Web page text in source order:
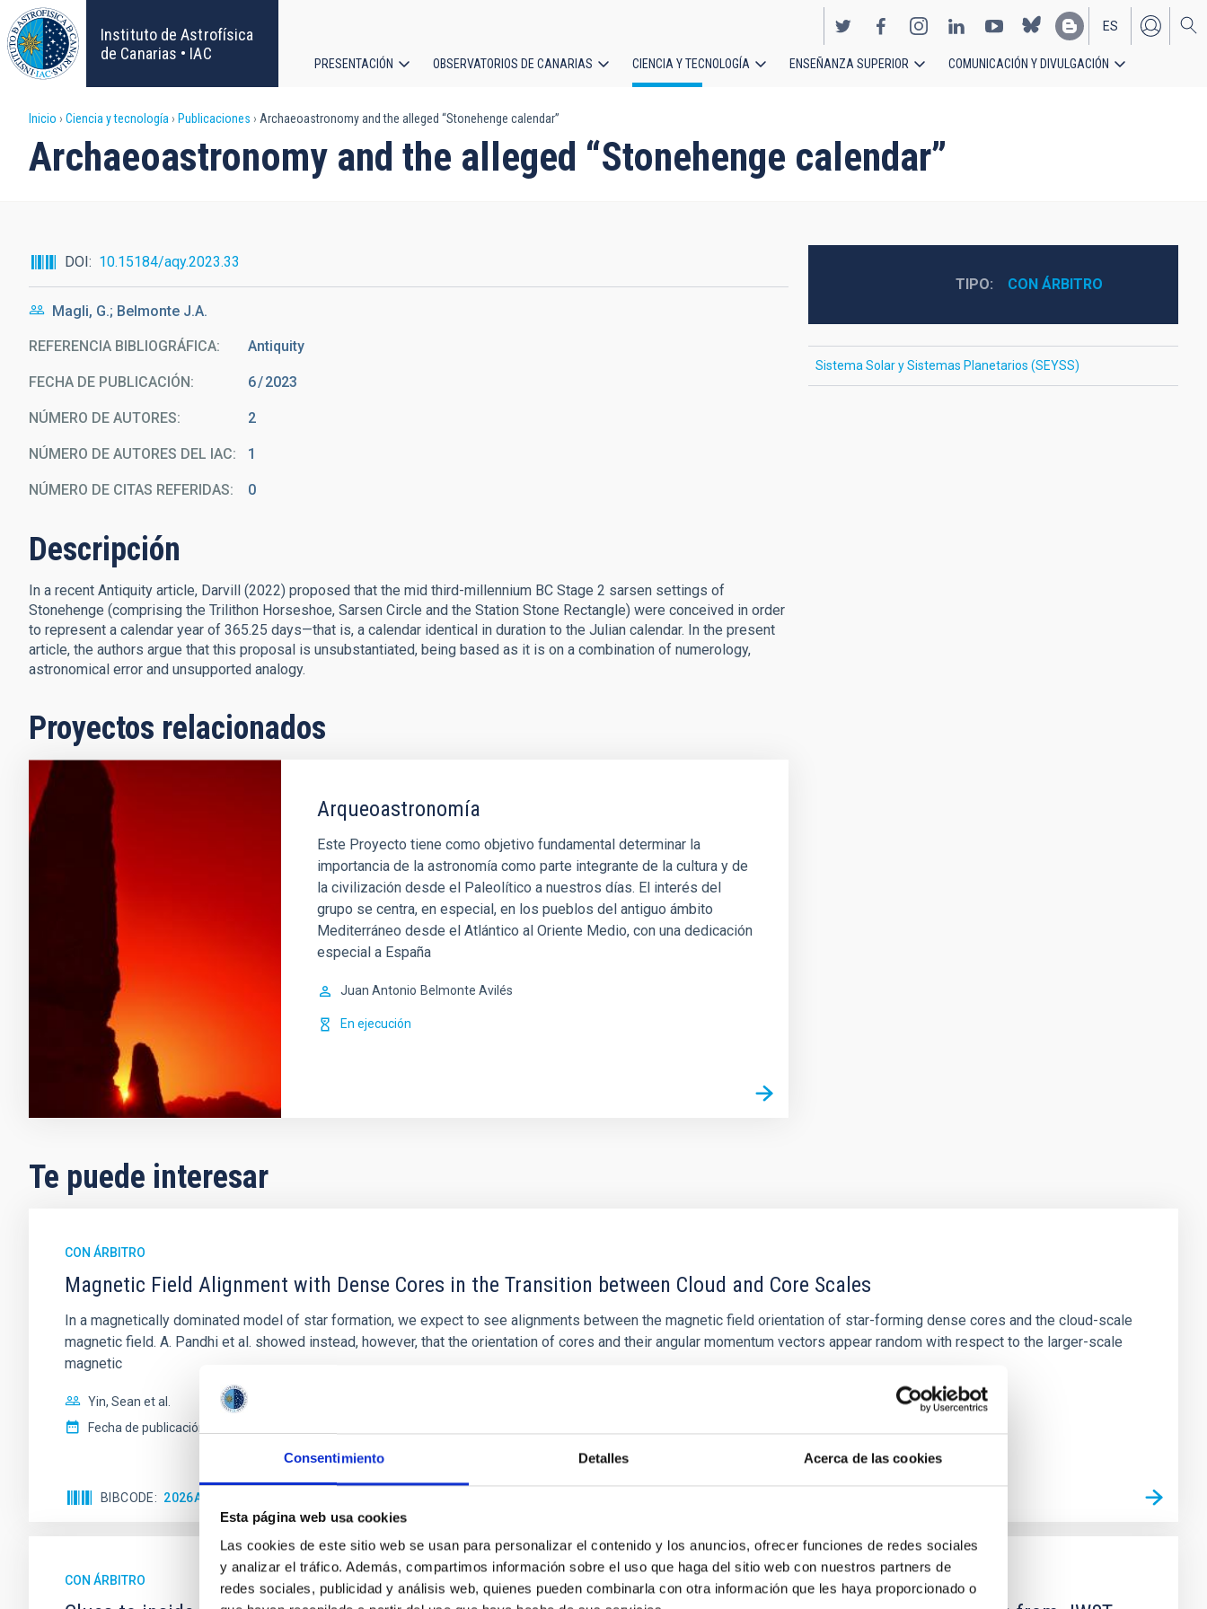
Consentimiento Detalles Acerca de las cookies
Esta página web usa cookies
Las cookies de este sitio web se usan para personalizar el contenido y los anuncios, ofrecer funciones de redes sociales
y analizar el tráfico. Además, compartimos información sobre el uso que haga del sitio web con nuestros partners de
redes sociales, publicidad y análisis web, quienes pueden combinarla con otra información que les haya proporcionado o
Pasar
al
contenido
principal
Instituto de Astrofísica
de Canarias • IAC
EN
ES
principal
PRESENTACIÓN OBSERVATORIOS DE CANARIAS CIENCIA Y TECNOLOGÍA ENSEÑANZA SUPERIOR COMUNICACIÓN Y DIVULGACIÓN
Sobrescribir
enlaces
ayuda
a
la
navegación
Inicio Ciencia y tecnología Publicaciones Archaeoastronomy and the alleged “Stonehenge calendar”
Archaeoastronomy and the alleged “Stonehenge calendar”
DOI 10.15184/aqy.2023.33
Magli, G.; Belmonte J.A.
REFERENCIA BIBLIOGRÁFICA Antiquity
FECHA DE PUBLICACIÓN: 6 2023
NÚMERO DE AUTORES 2
NÚMERO DE AUTORES DEL IAC 1
NÚMERO DE CITAS REFERIDAS 0
Descripción
In a recent Antiquity article, Darvill (2022) proposed that the mid third-millennium BC Stage 2 sarsen settings of
Stonehenge (comprising the Trilithon Horseshoe, Sarsen Circle and the Station Stone Rectangle) were conceived in order
to represent a calendar year of 365.25 days—that is, a calendar identical in duration to the Julian calendar. In the present
article, the authors argue that this proposal is unsubstantiated, being based as it is on a combination of numerology,
astronomical error and unsupported analogy.
Proyectos relacionados
Arqueoastronomía
Este Proyecto tiene como objetivo fundamental determinar la
importancia de la astronomía como parte integrante de la cultura y de
la civilización desde el Paleolítico a nuestros días. El interés del
grupo se centra, en especial, en los pueblos del antiguo ámbito
Mediterráneo desde el Atlántico al Oriente Medio, con una dedicación
especial a España
Juan Antonio Belmonte Avilés
En ejecución
TIPO CON ÁRBITRO
Sistema Solar y Sistemas Planetarios (SEYSS)
Te puede interesar
CON ÁRBITRO
Magnetic Field Alignment with Dense Cores in the Transition between Cloud and Core Scales
In a magnetically dominated model of star formation, we expect to see alignments between the magnetic field orientation of star-forming dense cores and the cloud-scale
magnetic field. A. Pandhi et al. showed instead, however, that the orientation of cores and their angular momentum vectors appear random with respect to the larger-scale
magnetic
Yin, Sean et al.
Fecha de publicación:
BIBCODE 2026APJ..1003...83Y
CON ÁRBITRO